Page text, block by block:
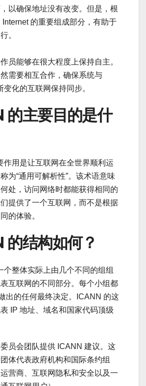
以确保地址没有改变。但是，根
Internet 的重要组成部分，有助于
。
员能够在很大程度上保持自主。
需要相互合作，确保系统与
变化的互联网保持同步。
的主要目的是什
作用是让互联网在全世界顺利运
为“通用可解析性”。该术语意味
处，访问网络时都能获得相同的
提供了一个互联网，而不是根据
的体验。
的结构如何？
个整体实际上由几个不同的组组
互联网的不同部分。每个小组都
出的任何最终决定。ICANN 的这
IP 地址、域名和国家代码顶级
员会团队提供 ICANN 建议。这
体代表政府机构和国际条约组
营商、互联网隐私和安全以及一